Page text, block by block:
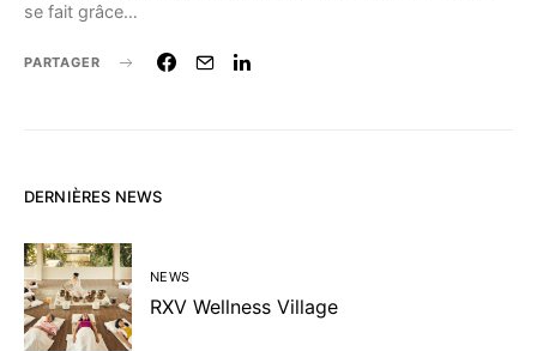
se fait grâce…
PARTAGER
DERNIÈRES NEWS
NEWS
RXV Wellness Village